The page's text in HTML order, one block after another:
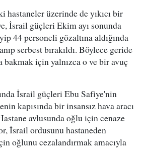
hastaneler üzerinde de yıkıcı bir
İsrail güçleri Ekim ayı sonunda
44 personeli gözaltına aldığında
serbest bırakıldı. Böylece geride
bakmak için yalnızca o ve bir avuç
İsrail güçleri Ebu Safiye'nin
kapısında bir insansız hava aracı
avlusunda oğlu için cenaze
İsrail ordusunu hastaneden
oğlunu cezalandırmak amacıyla